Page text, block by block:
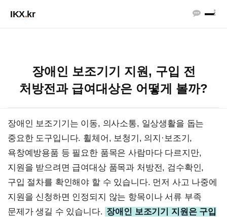
IKX.kr
장애인 보조기기 지원, 구입 전
처방전과 급여대상은 어떻게 볼까?
장애인 보조기기는 이동, 의사소통, 일상생활을 돕는
중요한 도구입니다. 휠체어, 보청기, 의지·보조기,
욕창예방용품 등 필요한 품목은 사람마다 다르지만,
지원을 받으려면 급여대상 품목과 처방전, 검수확인,
구입 절차를 확인해야 할 수 있습니다. 먼저 사고 나중에
지원을 신청하면 인정되지 않는 항목이나 서류 부족
문제가 생길 수 있습니다. 장애인 보조기기 지원은 구입